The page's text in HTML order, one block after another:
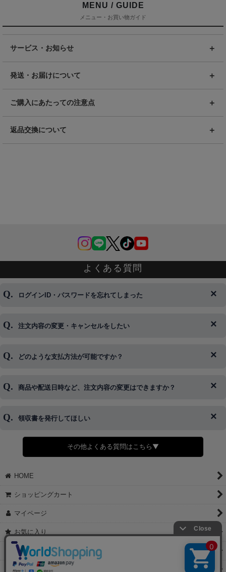
MENU / GUIDE
メニュー・お買い物ガイド
サービス・お知らせ
発送・お届けについて
ご購入にあたっての注意点
返品交換について
よくある質問
ログインID・パスワードを忘れてしまった
◆下記ページより、ログインIDの変更が可能です。
注文内容の変更・キャンセルをしたい
◆即日発送を行なっている関係上、午後以降のご連絡やキャンセル
※発送後、発送準備が完了しお手続きが間に合わない場合は変更、
どのような支払方法が可能ですか？
◆代金引換・クレジットカード・携帯キャリア決済・おねだり決
商品や配送日時など、注文内容の変更はできますか？
◆商品発送前の変更は承っております。
さい。
領収書を発行してほしい
◆領収書はご希望頂いた場合のみ発行しております。
【これからご注文する場合】
願いします。
②宛名（空欄は上様は不可）
【すでにご注文が完了している場合】
①お電話・メール・LINEにて領収書希望の連絡をお願い致します
②後日、郵送にて領収書を送らせて頂きます。
その他よくある質問はこちら▼
HOME
ショッピングカート
マイページ
お気に入り
特定商取引法表示
ご利用案内